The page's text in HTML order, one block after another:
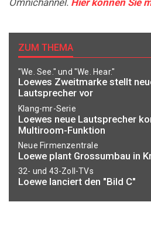
Omnichannel. Hier können Sie
ZUM THEMA
"We. See." und "We. Hear."
Loewes Zweitmarke stellt
Lautsprecher vor
Klang-mr-Serie
Loewes neue Lautsprecher
Multiroom-Funktion
Neue Firmenzentrale
Loewe plant Grossumbau in
32- und 43-Zoll-TVs
Loewe lanciert den "Bild C"